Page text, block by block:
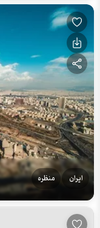
ایران منظره